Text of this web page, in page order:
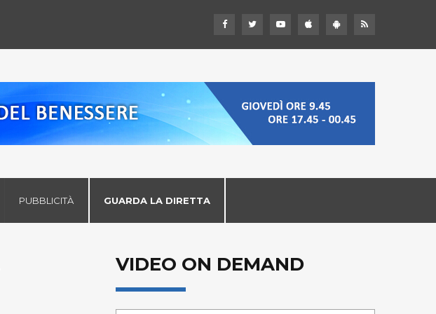
PUBBLICITÀ GUARDA LA DIRETTA
VIDEO ON DEMAND